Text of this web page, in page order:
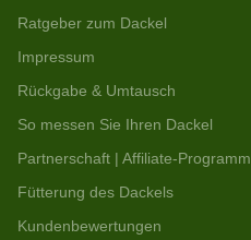
Ratgeber zum Dackel
Impressum
Rückgabe & Umtausch
So messen Sie Ihren Dackel
Partnerschaft | Affiliate-Programm
Fütterung des Dackels
Kundenbewertungen